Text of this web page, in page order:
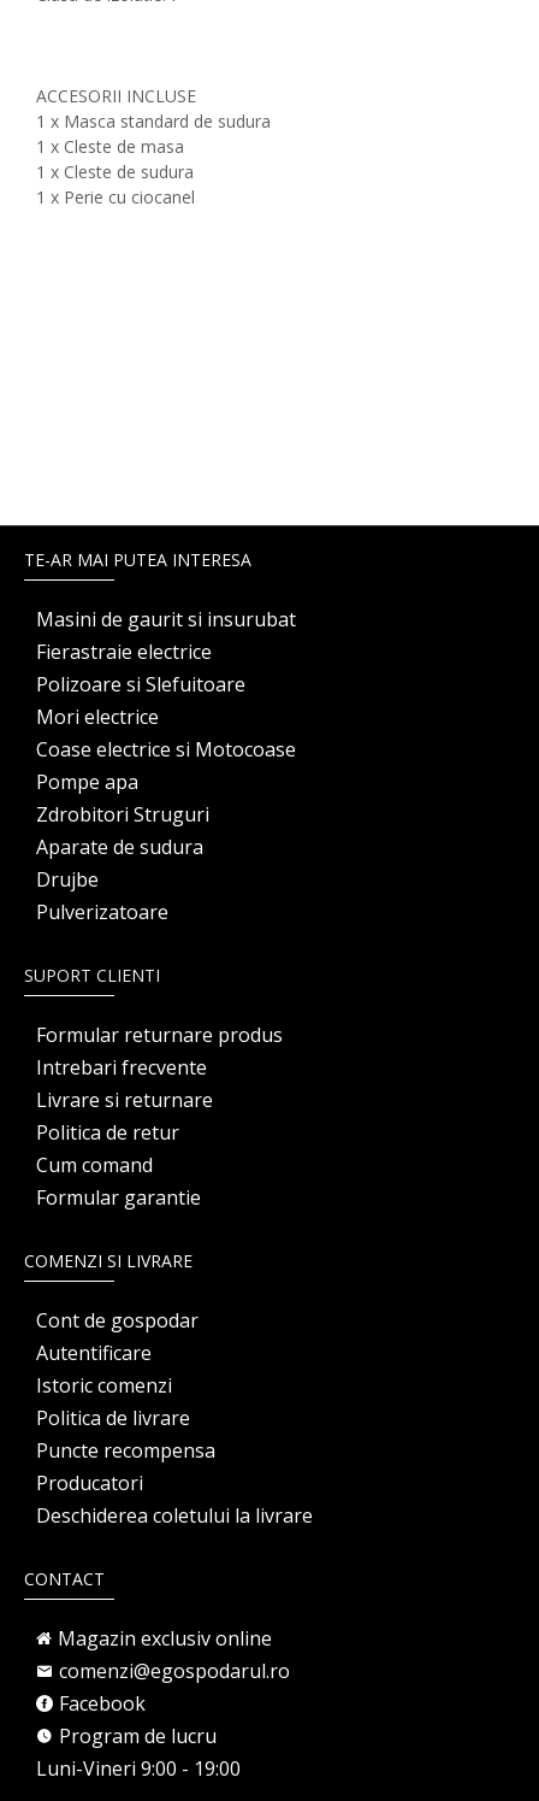
ACCESORII INCLUSE
1 x Masca standard de sudura
1 x Cleste de masa
1 x Cleste de sudura
1 x Perie cu ciocanel
TE-AR MAI PUTEA INTERESA
Masini de gaurit si insurubat
Fierastraie electrice
Polizoare si Slefuitoare
Mori electrice
Coase electrice si Motocoase
Pompe apa
Zdrobitori Struguri
Aparate de sudura
Drujbe
Pulverizatoare
SUPORT CLIENTI
Formular returnare produs
Intrebari frecvente
Livrare si returnare
Politica de retur
Cum comand
Formular garantie
COMENZI SI LIVRARE
Cont de gospodar
Autentificare
Istoric comenzi
Politica de livrare
Puncte recompensa
Producatori
Deschiderea coletului la livrare
CONTACT
Magazin exclusiv online
comenzi@egospodarul.ro
Facebook
Program de lucru
Luni-Vineri 9:00 - 19:00